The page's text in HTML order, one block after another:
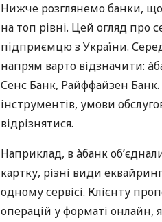
Нижче розглянемо банки,
на топ рівні. Цей огляд про
підприємцю з України.
напрям варто відзначити:
Сенс Банк, Райффайзен
інструментів, умови
відрізнятися.
Наприклад, в àбанк
картку, різні види
одному сервісі. Клієнту
операцій у форматі онлайн,